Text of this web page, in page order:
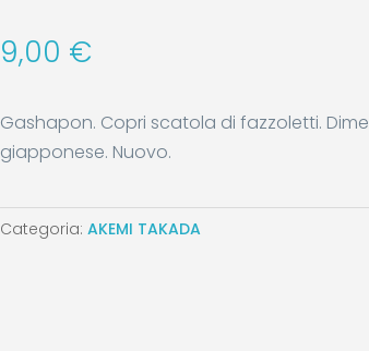
9,00 €
Gashapon. Copri scatola di fazzoletti.
giapponese. Nuovo.
Categoria: AKEMI TAKADA